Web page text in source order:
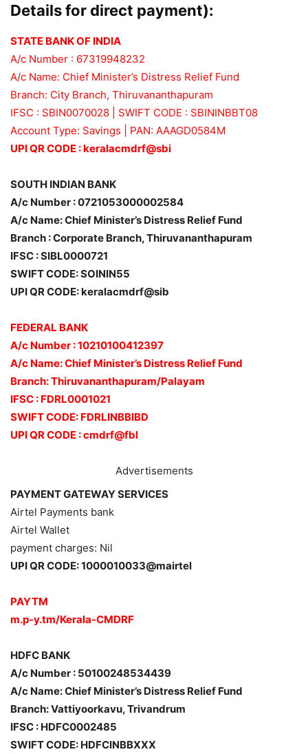
Details for direct payment):
STATE BANK OF INDIA
A/c Number : 67319948232
A/c Name: Chief Minister’s Distress Relief Fund
Branch: City Branch, Thiruvananthapuram
IFSC : SBIN0070028 | SWIFT CODE : SBININBBT08
Account Type: Savings | PAN: AAAGD0584M
UPI QR CODE : keralacmdrf@sbi
SOUTH INDIAN BANK
A/c Number : 0721053000002584
A/c Name: Chief Minister’s Distress Relief Fund
Branch : Corporate Branch, Thiruvananthapuram
IFSC : SIBL0000721
SWIFT CODE: SOININ55
UPI QR CODE: keralacmdrf@sib
FEDERAL BANK
A/c Number : 10210100412397
A/c Name: Chief Minister’s Distress Relief Fund
Branch: Thiruvananthapuram/Palayam
IFSC : FDRL0001021
SWIFT CODE: FDRLINBBIBD
UPI QR CODE : cmdrf@fbl
Advertisements
PAYMENT GATEWAY SERVICES
Airtel Payments bank
Airtel Wallet
payment charges: Nil
UPI QR CODE: 1000010033@mairtel
PAYTM
m.p-y.tm/Kerala-CMDRF
HDFC BANK
A/c Number : 50100248534439
A/c Name: Chief Minister’s Distress Relief Fund
Branch: Vattiyoorkavu, Trivandrum
IFSC : HDFC0002485
SWIFT CODE: HDFCINBBXXX